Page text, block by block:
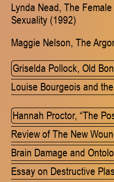
Lynda Nead, The
Sexuality (1992)
Maggie Nelson, The
Griselda Pollock, Old
Louise Bourgeois and
Hannah Proctor, “The
Review of The New
Brain Damage and
Essay on Destructive